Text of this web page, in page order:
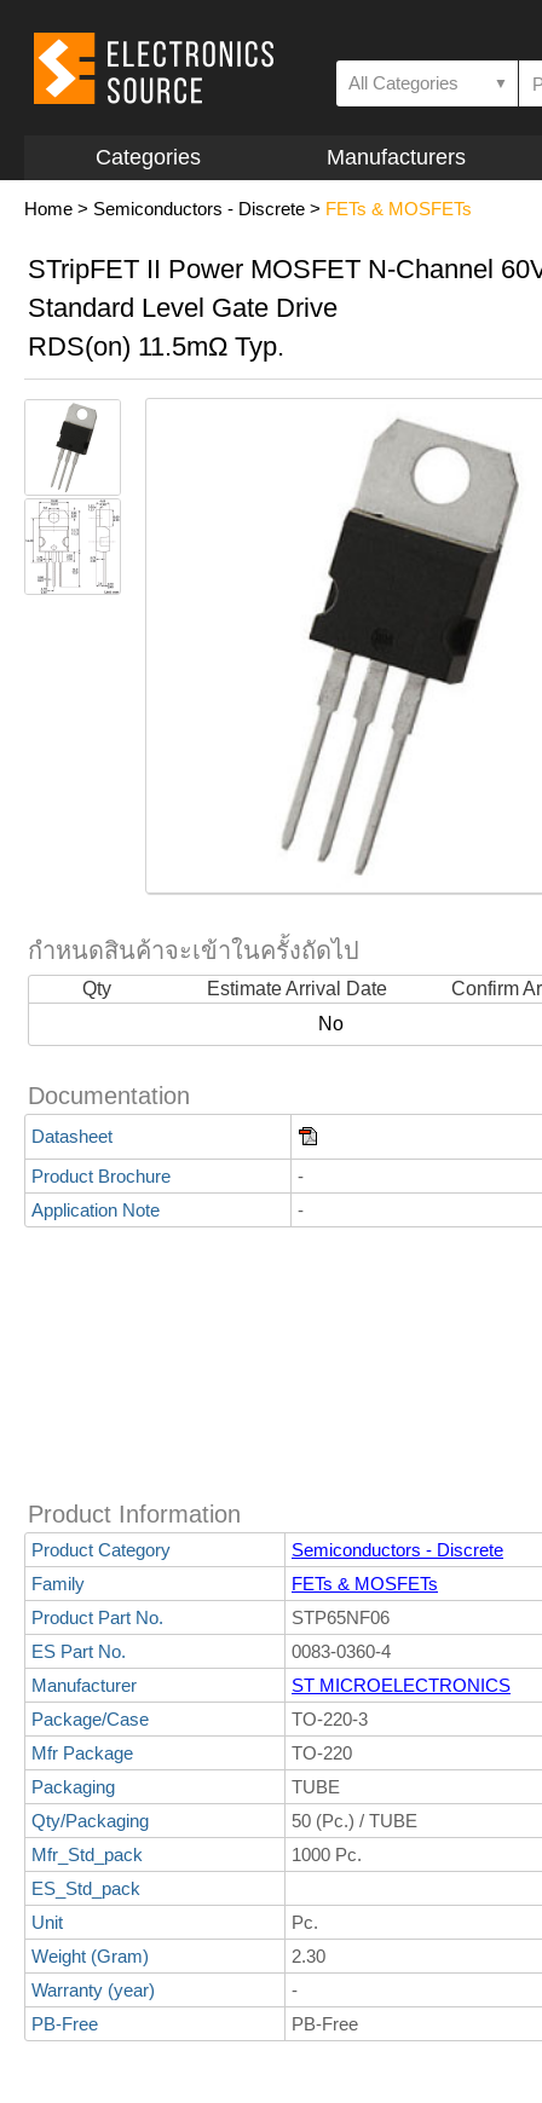
All Categories ▼
Categories Manufacturers
Home > Semiconductors - Discrete > FETs & MOSFETs
STripFET II Power MOSFET N-Channel
Standard Level Gate Drive
RDS(on) 11.5mΩ Typ.
กำหนดสินค้าจะเข้าในครั้งถัดไป
Qty Estimate Arrival Date
Confirm
No
Documentation
Datasheet
Product Brochure
-
Application Note
-
Product Information
Product Category
Semiconductors - Discrete
Family
FETs & MOSFETs
Product Part No.
STP65NF06
ES Part No.
0083-0360-4
Manufacturer
ST MICROELECTRONICS
Package/Case
TO-220-3
Mfr Package
TO-220
Packaging
TUBE
Qty/Packaging
50 (Pc.) / TUBE
Mfr_Std_pack
1000 Pc.
ES_Std_pack
Unit
Pc.
Weight (Gram)
2.30
Warranty (year)
-
PB-Free
PB-Free